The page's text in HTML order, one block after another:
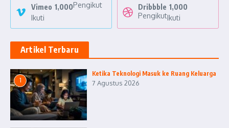
Vimeo 1,000Pengikut
Ikuti
Dribbble 1,000
PengikutIkuti
Artikel Terbaru
1
Ketika Teknologi Masuk ke Ruang Keluarga
7 Agustus 2026